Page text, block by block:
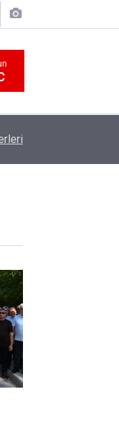
internete kavuşuyor